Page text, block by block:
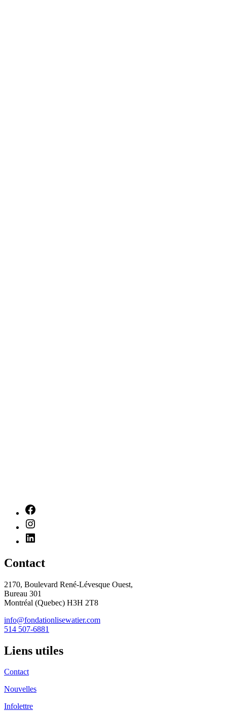
Contact
2170, Boulevard René-Lévesque Ouest,
Bureau 301
Montréal (Quebec) H3H 2T8
info@fondationlisewatier.com
514 507-6881
Liens utiles
Contact
Nouvelles
Infolettre